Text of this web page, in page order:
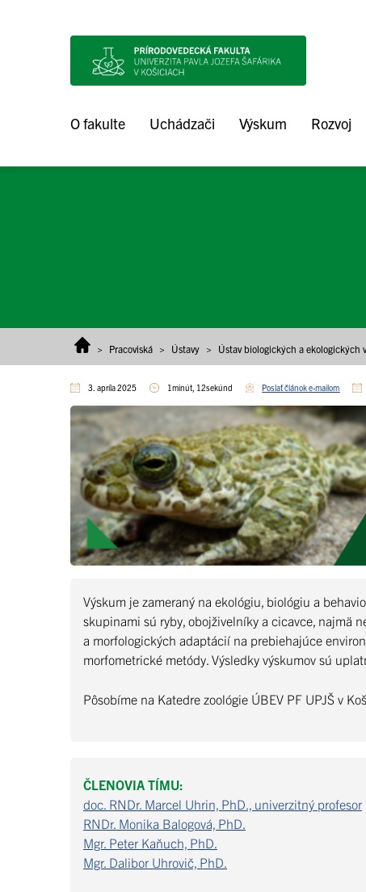
O fakulte Uchádzači Výskum Rozvoj
> Pracoviská > Ústavy > Ústav biologických a ekologických
3. apríla 2025 1minút, 12sekúnd Poslať článok e-mailom
Výskum je zameraný na ekológiu, biológiu a
skupinami sú ryby, obojživelníky a cicavce, najmä
a morfologických adaptácií na prebiehajúce
morfometrické metódy. Výsledky výskumov sú
Pôsobíme na Katedre zoológie ÚBEV PF UPJŠ v
ČLENOVIA TÍMU:
doc. RNDr. Marcel Uhrin, PhD., univerzitný profesor
RNDr. Monika Balogová, PhD.
Mgr. Peter Kaňuch, PhD.
Mgr. Dalibor Uhrovič, PhD.